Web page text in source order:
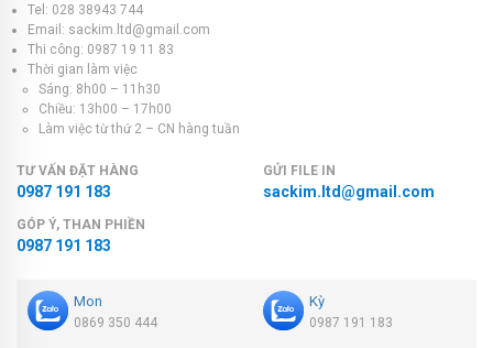
Tel: 028 38943 744
Email: sackim.ltd@gmail.com
Thi công: 0987 19 11 83
Thời gian làm việc
Sáng: 8h00 – 11h30
Chiều: 13h00 – 17h00
Làm việc từ thứ 2 – CN hàng tuần
TƯ VẤN ĐẶT HÀNG
0987 191 183
GỬI FILE IN
sackim.ltd@gmail.com
GÓP Ý, THAN PHIỀN
0987 191 183
Mon
0869 350 444
Kỳ
0987 191 183